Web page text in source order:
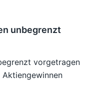
unbegrenzt
vorgetragen